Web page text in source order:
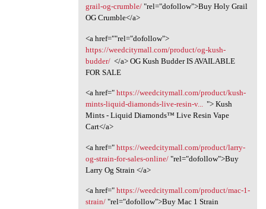
grail-og-crumble/"rel="dofollow">Buy Holy Grail
OG Crumble</a>
<a href=""rel="dofollow">
https://weedcitymall.com/product/og-kush-
budder/</a> OG Kush Budder IS AVAILABLE
FOR SALE
<a href=" https://weedcitymall.com/product/kush-
mints-liquid-diamonds-live-resin-v..."> Kush
Mints - Liquid Diamonds™ Live Resin Vape
Cart</a>
<a href=" https://weedcitymall.com/product/larry-
og-strain-for-sales-online/"rel="dofollow">Buy
Larry Og Strain </a>
<a href=" https://weedcitymall.com/product/mac-1-
strain/"rel="dofollow">Buy Mac 1 Strain